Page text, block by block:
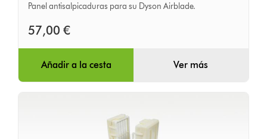
Panel antisalpicaduras para su Dyson Airblade.
57,00 €
Añadir a la cesta Ver más